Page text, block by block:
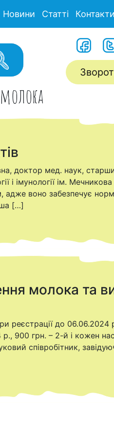
Новини Статті Контакти
доктор мед. наук,
і імунології ім.
воно забезпечує
[…]
молока та
реєстрації до 06.06.2024
900 грн. – 2-й і кожен
співробітник,